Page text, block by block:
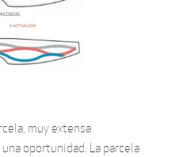
muy extensa
oportunidad. La parcela